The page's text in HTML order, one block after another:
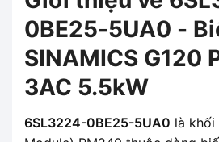
0BE25-5UA0 -
SINAMICS G120
3AC 5.5kW
6SL3224-0BE25-5UA0 là